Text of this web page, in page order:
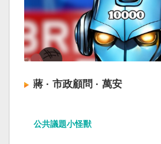
蔣 · 市政顧問 · 萬安
公共議題小怪獸